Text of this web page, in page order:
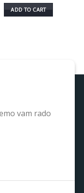
ADD TO CART
vam rado